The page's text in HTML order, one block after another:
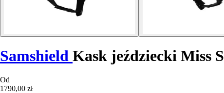
Samshield Kask jeździecki Miss
Od
1790,00 zł